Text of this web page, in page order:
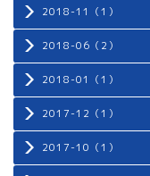
2018-11（1）
2018-06（2）
2018-01（1）
2017-12（1）
2017-10（1）